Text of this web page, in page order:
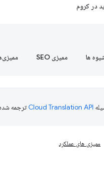
در کروم
ها ممیزی SEO
ترجمه
ممیزی های عملکرد